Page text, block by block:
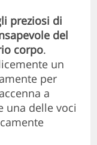
preziosi di
del
corpo.
un
per
a
una delle voci